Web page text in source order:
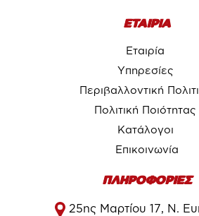
ΕΤΑΙΡΙΑ
Εταιρία
Υπηρεσίες
Περιβαλλοντική
Πολιτική Ποιότητας
Κατάλογοι
Επικοινωνία
ΠΛΗΡΟΦΟΡΙΕΣ
25ης Μαρτίου 17, Ν.